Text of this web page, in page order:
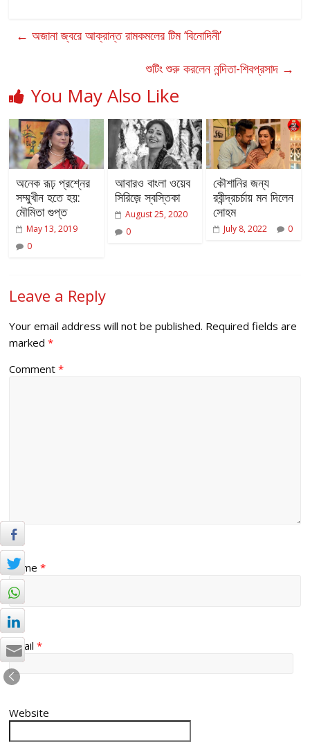
← অজানা জ্বরে আক্রান্ত রামকমলের টিম ‘বিনোদিনী’
শুটিং শুরু করলেন নন্দিতা-শিবপ্রসাদ →
You May Also Like
অনেক রূঢ় প্রশ্নের
সম্মুখীন হতে হয়:
মৌমিতা গুপ্ত
May 13, 2019
0
আবারও বাংলা ওয়েব
সিরিজ়ে স্বস্তিকা
August 25, 2020
0
কৌশানির জন্য
রবীন্দ্রচর্চায় মন দিলেন
সোহম
July 8, 2022 0
Leave a Reply
Your email address will not be published. Required fields are
marked*
Comment*
Name*
Email*
Website